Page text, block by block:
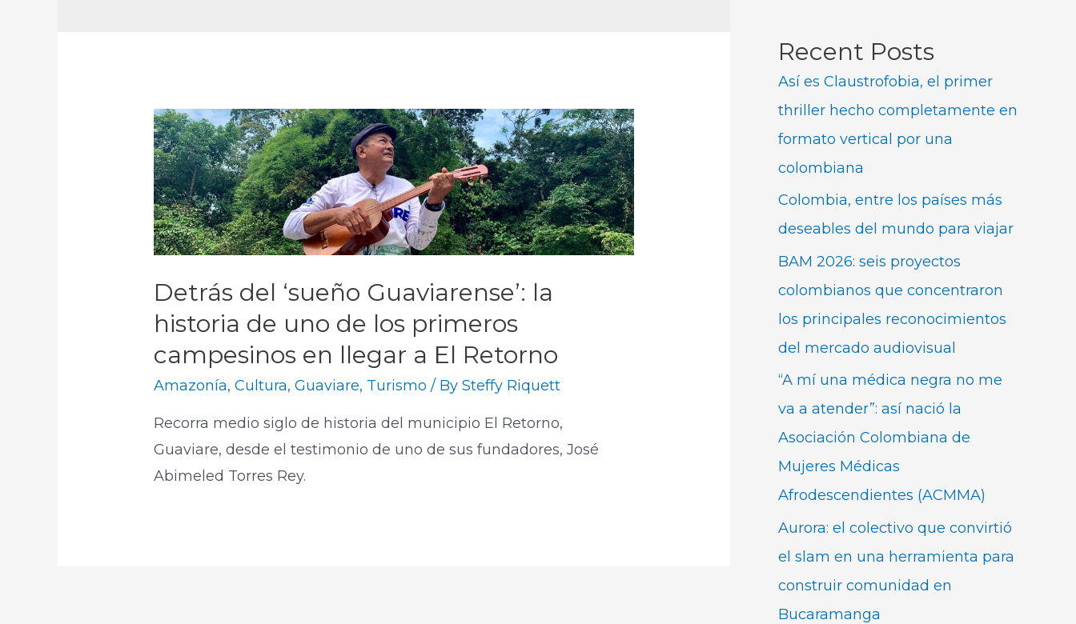
Detrás del ‘sueño Guaviarense’: la
historia de uno de los primeros
campesinos en llegar a El Retorno
Amazonía,Cultura,Guaviare, Turismo / BySteffy Riquett
Recorra medio siglo de historia del municipio El Retorno,
Guaviare, desde el testimonio de uno de sus fundadores, José
Abimeled Torres Rey.
Recent Posts
Así es Claustrofobia, el primer
thriller hecho completamente en
formato vertical por una
colombiana
Colombia, entre los países más
deseables del mundo para viajar
BAM 2026: seis proyectos
colombianos que concentraron
los principales reconocimientos
del mercado audiovisual
“A mí una médica negra no me
va a atender”: así nació la
Asociación Colombiana de
Mujeres Médicas
Afrodescendientes (ACMMA)
Aurora: el colectivo que convirtió
el slam en una herramienta para
construir comunidad en
Bucaramanga